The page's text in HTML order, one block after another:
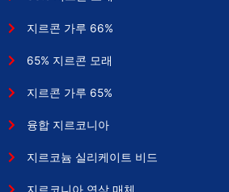
지르콘 가루 66%
65% 지르콘 모래
지르콘 가루 65%
융합 지르코니아
지르코늄 실리케이트 비드
지르코니아 연삭 매체